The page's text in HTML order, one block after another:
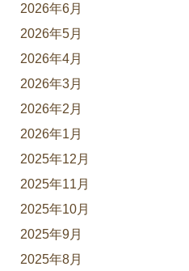
2026年6月
2026年5月
2026年4月
2026年3月
2026年2月
2026年1月
2025年12月
2025年11月
2025年10月
2025年9月
2025年8月